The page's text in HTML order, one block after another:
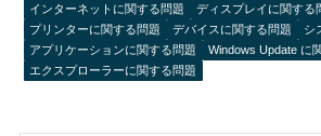
インターネットに関する問題
ディスプレイに関する
プリンターに関する問題
デバイスに関する問題
シ
アプリケーションに関する問題
Windows Update に
エクスプローラーに関する問題